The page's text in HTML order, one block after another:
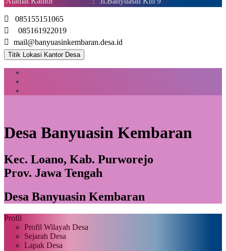
085155151065
085161922019
mail@banyuasinkembaran.desa.id
Titik Lokasi Kantor Desa
Desa Banyuasin Kembaran
Kec. Loano, Kab. Purworejo
Prov. Jawa Tengah
Desa Banyuasin Kembaran
Profil
Profil Wilayah Desa
Sejarah Desa
Lapak Desa